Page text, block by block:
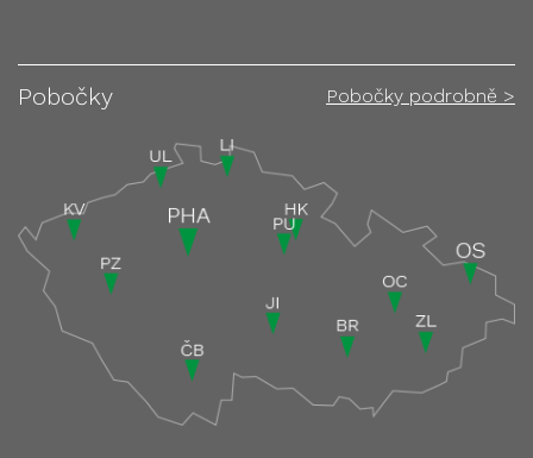
Pobočky Pobočky podrobně >